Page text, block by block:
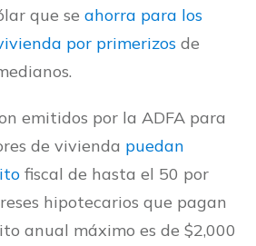
que se ahorra para los
por primerizos de
emitidos por la ADFA para
de vivienda puedan
fiscal de hasta el 50 por
hipotecarios que pagan
anual máximo es de $2,000